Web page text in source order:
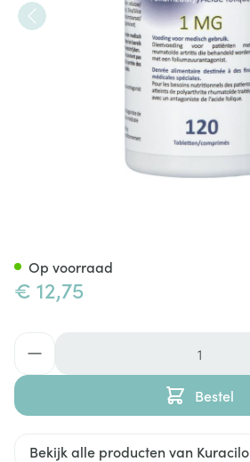
€ 12,75
Bestel
Op voorraad
Bekijk alle producten van Kuracilo